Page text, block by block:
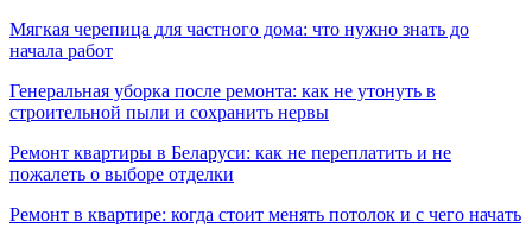
Мягкая черепица для частного дома: что нужно знать до
начала работ
Генеральная уборка после ремонта: как не утонуть в
строительной пыли и сохранить нервы
Ремонт квартиры в Беларуси: как не переплатить и не
пожалеть о выборе отделки
Ремонт в квартире: когда стоит менять потолок и с чего начать